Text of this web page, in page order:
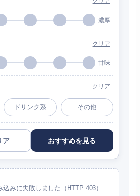
濃厚
クリア
甘味
クリア
ドリンク系 その他
ア おすすめを見る
込みに失敗しました（HTTP 403）